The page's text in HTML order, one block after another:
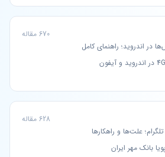
670 مقاله
اندروید؛ راهنمای کامل
628 مقاله
علت‌ها و راهکارها
بانک مهر ایران